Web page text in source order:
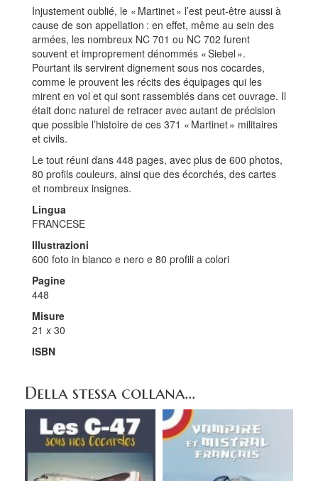
Injustement oublié, le « Martinet » l’est peut-être aussi à
cause de son appellation : en effet, même au sein des
armées, les nombreux NC 701 ou NC 702 furent
souvent et improprement dénommés « Siebel ».
Pourtant ils servirent dignement sous nos cocardes,
comme le prouvent les récits des équipages qui les
mirent en vol et qui sont rassemblés dans cet ouvrage. Il
était donc naturel de retracer avec autant de précision
que possible l’histoire de ces 371 « Martinet » militaires
et civils.
Le tout réuni dans 448 pages, avec plus de 600 photos,
80 profils couleurs, ainsi que des écorchés, des cartes
et nombreux insignes.
Lingua
FRANCESE
Illustrazioni
600 foto in bianco e nero e 80 profili a colori
Pagine
448
Misure
21 x 30
ISBN
Della stessa collana...